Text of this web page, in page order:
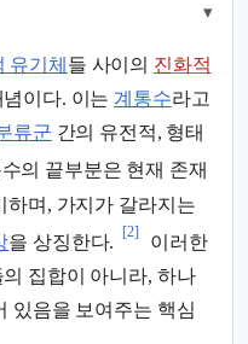
▾
유기체 들 사이의 진화적
이다. 이는 계통수라고
류군 간의 유전적, 형태
의 끝부분은 현재 존재
하며, 가지가 갈라지는
을 상징한다.
[2]
이러한
집합이 아니라, 하나
있음을 보여주는 핵심